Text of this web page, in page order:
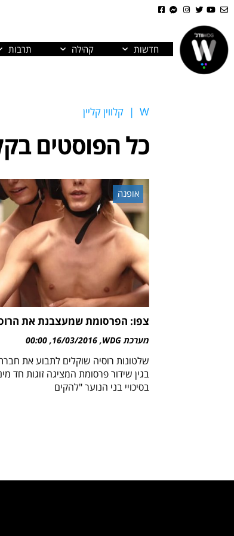
חדשות קהילה תרבות
W
| קלווין קליין
כל הפוסטים ב
אופנה
צפו: הפרסומת שמעצבנת את
מערכת WDG 16/03/2016
00:00
שלטונות רוסיה שוקלים לתבוע את חברת
בגין שידור פרסומת המציגה זוגות חד
בסיכויי בני הנוער "להקים